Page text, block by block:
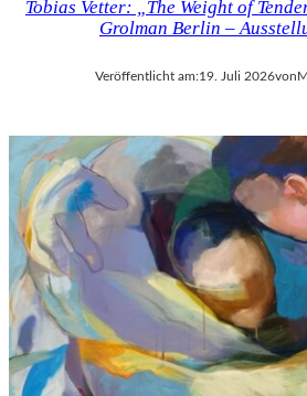
Tobias Vetter: „The Weight of
Grolman Berlin –
Veröffentlicht am:19. Juli 2026von